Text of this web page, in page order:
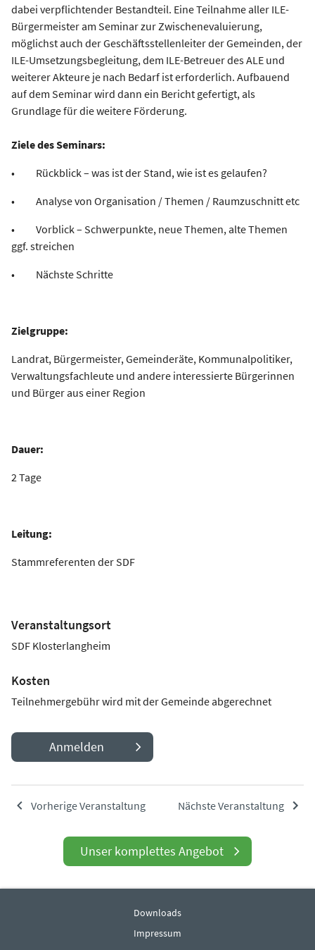
dabei verpflichtender Bestandteil. Eine Teilnahme aller ILE-
Bürgermeister am Seminar zur Zwischenevaluierung,
möglichst auch der Geschäftsstellenleiter der Gemeinden, der
ILE-Umsetzungsbegleitung, dem ILE-Betreuer des ALE und
weiterer Akteure je nach Bedarf ist erforderlich. Aufbauend
auf dem Seminar wird dann ein Bericht gefertigt, als
Grundlage für die weitere Förderung.
Ziele des Seminars:
• Rückblick – was ist der Stand, wie ist es gelaufen?
• Analyse von Organisation / Themen / Raumzuschnitt etc
• Vorblick – Schwerpunkte, neue Themen, alte Themen
ggf. streichen
• Nächste Schritte
Zielgruppe:
Landrat, Bürgermeister, Gemeinderäte, Kommunalpolitiker,
Verwaltungsfachleute und andere interessierte Bürgerinnen
und Bürger aus einer Region
Dauer:
2 Tage
Leitung:
Stammreferenten der SDF
Veranstaltungsort
SDF Klosterlangheim
Kosten
Teilnehmergebühr wird mit der Gemeinde abgerechnet
Anmelden
Vorherige Veranstaltung Nächste Veranstaltung
Unser komplettes Angebot
Downloads
Impressum